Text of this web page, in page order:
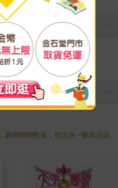
寫評價
貨時間較長，無法與一般商品合